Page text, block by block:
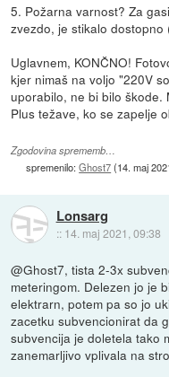
5. Požarna varnost? Za
zvezdo, je stikalo
Uglavnem, KONČNO!
kjer nimaš na voljo "220V
uporabilo, ne bi bilo škode.
Plus težave, ko se zapelje
Zgodovina sprememb…
spremenilo:Ghost7(14. maj
Lonsarg
:: 14. maj 2021, 09:38
@Ghost7, tista 2-3x
meteringom. Delezen jo je
elektrarn, potem pa so jo
zacetku subvencionirat da
subvencija je doletela tako
zanemarljivo vplivala na